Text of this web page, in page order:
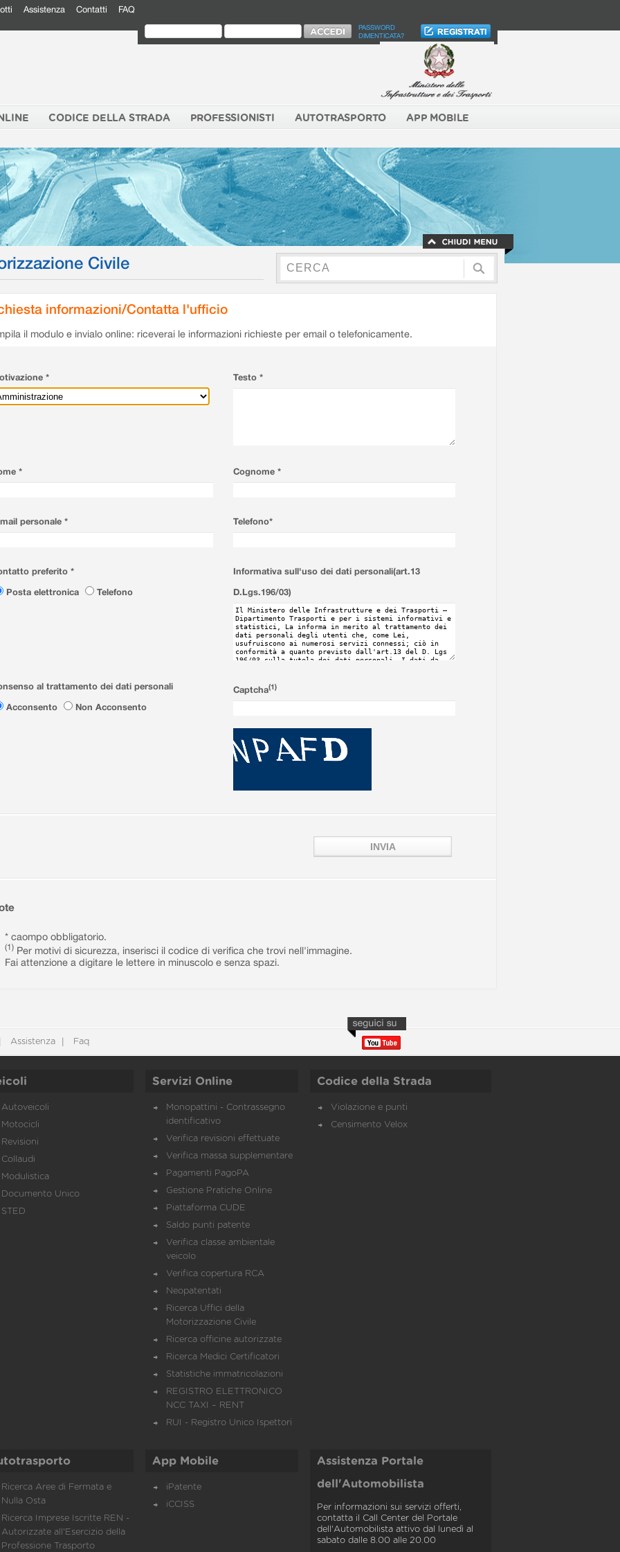
Assistenza Contatti FAQ
PASSWORD
DIMENTICATA?
CODICE DELLA STRADA PROFESSIONISTI AUTOTRASPORTO APP MOBILE
Civile
informazioni/Contatta l'ufficio
il modulo e invialo online: riceverai le informazioni richieste per email o telefonicamente.
* Testo *
* Cognome *
personale * Telefono*
preferito *
Posta elettronica
Telefono
Informativa sull'uso dei dati personali(art.13
D.Lgs.196/03)
al trattamento dei dati personali
Acconsento
Non Acconsento
Captcha(1)
* caompo obbligatorio.
(1) Per motivi di sicurezza, inserisci il codice di verifica che trovi nell'immagine.
Fai attenzione a digitare le lettere in minuscolo e senza spazi.
Assistenza Faq
Autoveicoli
Motocicli
Revisioni
Collaudi
Modulistica
Documento Unico
STED
Servizi Online
Monopattini - Contrassegno
identificativo
Verifica revisioni effettuate
Verifica massa supplementare
Pagamenti PagoPA
Gestione Pratiche Online
Piattaforma CUDE
Saldo punti patente
Verifica classe ambientale
veicolo
Verifica copertura RCA
Neopatentati
Ricerca Uffici della
Motorizzazione Civile
Ricerca officine autorizzate
Ricerca Medici Certificatori
Statistiche immatricolazioni
REGISTRO ELETTRONICO
NCC TAXI – RENT
RUI - Registro Unico Ispettori
Codice della Strada
Violazione e punti
Censimento Velox
Ricerca Aree di Fermata e
Nulla Osta
Ricerca Imprese Iscritte REN -
Autorizzate all'Esercizio della
Professione Trasporto
App Mobile
iPatente
iCCISS
Assistenza Portale
dell'Automobilista
Per informazioni sui servizi offerti,
contatta il Call Center del Portale
dell'Automobilista attivo dal lunedì al
sabato dalle 8.00 alle 20.00